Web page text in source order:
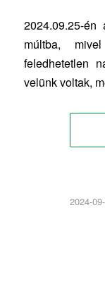
2024.09.25-
múltba,
feledhetetlen
velünk voltak,
2024-
/